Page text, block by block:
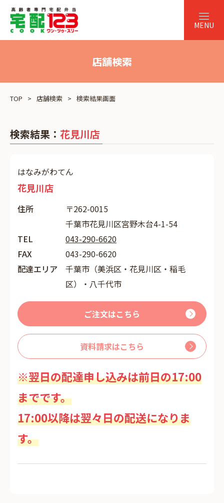
店舗検索
TOP 店舗検索 検索結果画面
検索結果： 花見川店
はなみがわてん
花見川店
住所
〒262-0015
千葉市花見川区宮野木台4-1-54
TEL
043-290-6620
FAX
043-290-6620
配達エリア
千葉市（美浜区・花見川区・稲毛
区）・八千代市
ご注文はこちら
資料請求はこちら
※翌日の配達申し込みは前日の17:00
までです。
17:00以降は翌々日の配送になりま
す。